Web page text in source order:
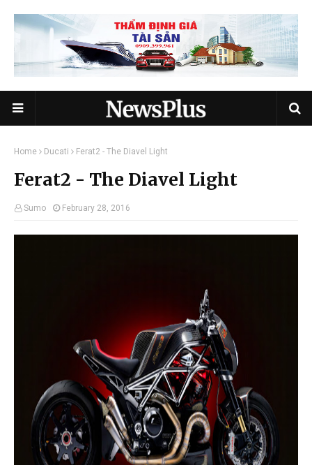
Home Ducati Ferat2 - The Diavel Light
Ferat2 - The Diavel Light
Sumo February 28, 2016